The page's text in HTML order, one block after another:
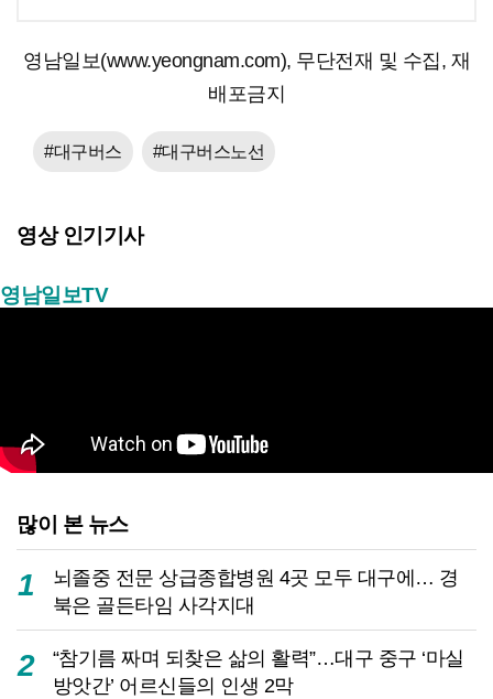
영남일보(www.yeongnam.com), 무단전재 및 수집, 재
배포금지
#대구버스 #대구버스노선
영상 인기기사
영남일보TV
많이 본 뉴스
1
뇌졸중 전문 상급종합병원 4곳 모두 대구에… 경
북은 골든타임 사각지대
2
“참기름 짜며 되찾은 삶의 활력”…대구 중구 ‘마실
방앗간’ 어르신들의 인생 2막